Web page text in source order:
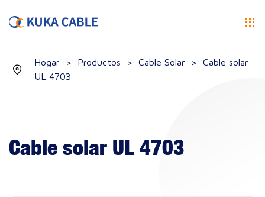
Hogar > Productos > Cable Solar > Cable solar
UL 4703
Cable solar UL 4703